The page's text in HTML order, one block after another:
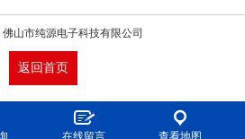
山市纯源电子科技有限公司
返回首页
在线留言 查看地图